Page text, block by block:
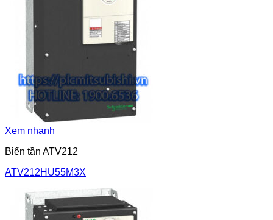
Xem nhanh
Biến tần ATV212
ATV212HU55M3X